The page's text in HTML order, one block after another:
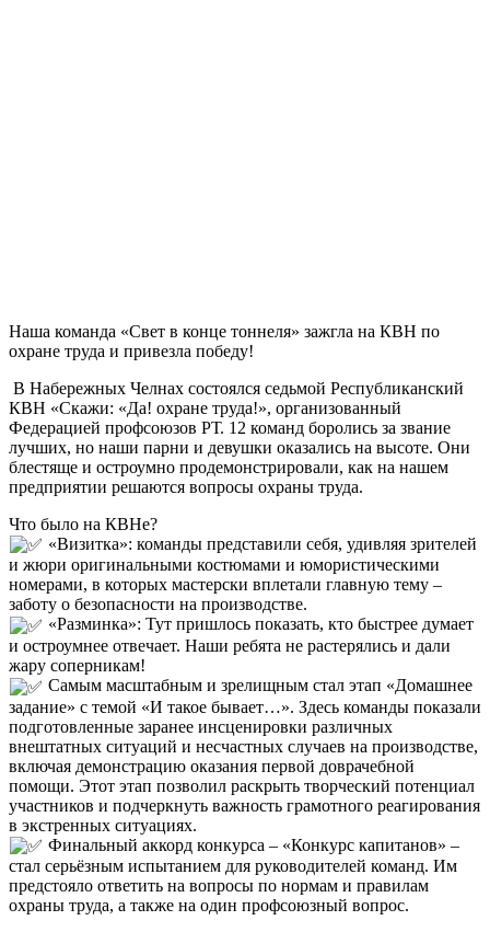
Наша команда «Свет в конце тоннеля» зажгла на КВН по
охране труда и привезла победу!
В Набережных Челнах состоялся седьмой Республиканский
КВН «Скажи: «Да! охране труда!», организованный
Федерацией профсоюзов РТ. 12 команд боролись за звание
лучших, но наши парни и девушки оказались на высоте. Они
блестяще и остроумно продемонстрировали, как на нашем
предприятии решаются вопросы охраны труда.
Что было на КВНе?
«Визитка»: команды представили себя, удивляя зрителей
и жюри оригинальными костюмами и юмористическими
номерами, в которых мастерски вплетали главную тему –
заботу о безопасности на производстве.
«Разминка»: Тут пришлось показать, кто быстрее думает
и остроумнее отвечает. Наши ребята не растерялись и дали
жару соперникам!
Самым масштабным и зрелищным стал этап «Домашнее
задание» с темой «И такое бывает…». Здесь команды показали
подготовленные заранее инсценировки различных
внештатных ситуаций и несчастных случаев на производстве,
включая демонстрацию оказания первой доврачебной
помощи. Этот этап позволил раскрыть творческий потенциал
участников и подчеркнуть важность грамотного реагирования
в экстренных ситуациях.
Финальный аккорд конкурса – «Конкурс капитанов» –
стал серьёзным испытанием для руководителей команд. Им
предстояло ответить на вопросы по нормам и правилам
охраны труда, а также на один профсоюзный вопрос.